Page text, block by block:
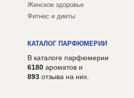
Женское здоровье
Фитнес и диеты
КАТАЛОГ ПАРФЮМЕРИИ
В каталоге парфюмерии
6180 ароматов и
893 отзыва на них.